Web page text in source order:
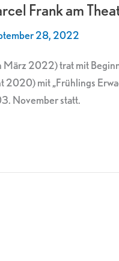
Frank am
28, 2022
2022) trat mit
2020) mit „Frühlings
November statt.